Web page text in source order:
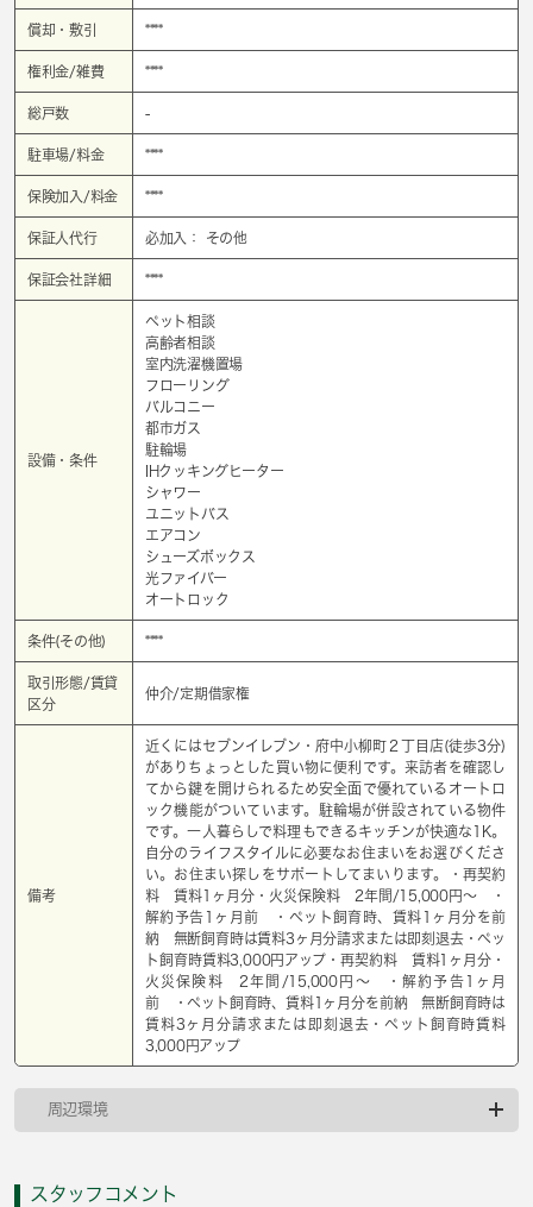
償却・敷引 ****
権利金/雑費 ****
総戸数 -
駐車場/料金 ****
保険加入/料金 ****
保証人代行 必加入： その他
保証会社詳細 ****
設備・条件
ペット相談
高齢者相談
室内洗濯機置場
フローリング
バルコニー
都市ガス
駐輪場
IHクッキングヒーター
シャワー
ユニットバス
エアコン
シューズボックス
光ファイバー
オートロック
条件(その他) ****
取引形態/賃貸
区分
仲介/定期借家権
備考
近くにはセブンイレブン・府中小柳町２丁目店(徒歩3分)
がありちょっとした買い物に便利です。来訪者を確認し
てから鍵を開けられるため安全面で優れているオートロ
ック機能がついています。駐輪場が併設されている物件
です。一人暮らしで料理もできるキッチンが快適な1K。
自分のライフスタイルに必要なお住まいをお選びくださ
い。お住まい探しをサポートしてまいります。・再契約
料 賃料1ヶ月分・火災保険料 2年間/15,000円～ ・
解約予告1ヶ月前 ・ペット飼育時、賃料1ヶ月分を前
納 無断飼育時は賃料3ヶ月分請求または即刻退去・ペッ
ト飼育時賃料3,000円アップ・再契約料 賃料1ヶ月分・
火災保険料 2年間/15,000円～ ・解約予告1ヶ月
前 ・ペット飼育時、賃料1ヶ月分を前納 無断飼育時は
賃料3ヶ月分請求または即刻退去・ペット飼育時賃料
3,000円アップ
周辺環境
スタッフコメント